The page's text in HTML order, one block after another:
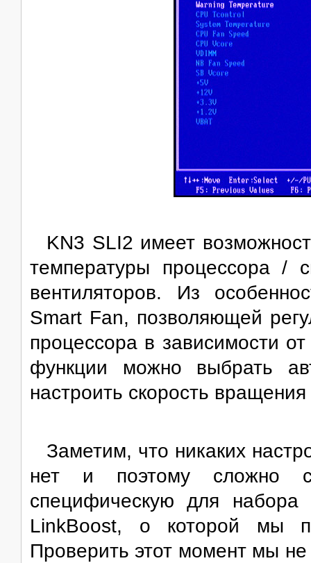
KN3 SLI2 имеет
температуры процессора /
вентиляторов. Из
Smart Fan, позволяющей
процессора в зависимости
функции можно выбрать
настроить скорость
Заметим, что никаких
нет и поэтому сложно
специфическую для набора
LinkBoost, о которой мы
Проверить этот момент мы